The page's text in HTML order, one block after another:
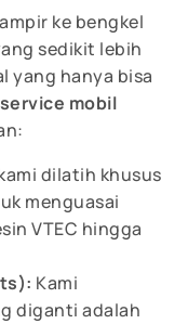
ke bengkel
sedikit lebih
yang hanya bisa
service mobil
dilatih khusus
menguasai
VTEC hingga
Kami
diganti adalah